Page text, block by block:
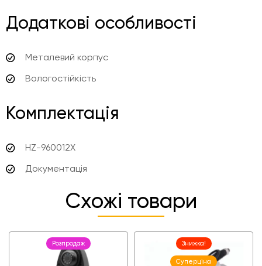
Додаткові особливості
Металевий корпус
Вологостійкість
Комплектація
HZ-960012X
Документація
Схожі товари
Розпродаж Знижка!
Суперціна